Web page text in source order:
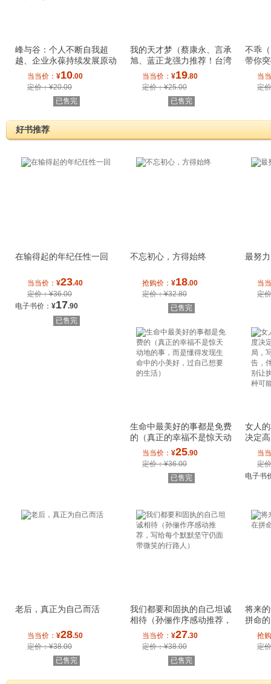
峰与谷：个人不断自我超
越、企业永葆持续发展原动
力(《谁动了我
当当价： ¥10.00
定价：¥20.00
已售完
我的天才梦（蔡康永、言承
旭、蓝正龙强力推荐！台湾
畅销天王侯文
当当价： ¥19.80
定价：¥25.00
已售完
不乖
带你
案”，
当
定
好书推荐
在输得起的年纪任性一回
当当价： ¥23.40
定价：¥36.00
电子书价： ¥17.90
已售完
不忘初心，方得始终
抢购价： ¥18.00
定价：¥32.80
已售完
最努
当
定
生命中最美好的事都是免费
的（真正的幸福不是惊天动
地的事，而是
当当价： ¥25.90
定价：¥36.00
已售完
女人
决定
写给
当
定
电子书
老后，真正为自己而活
当当价： ¥28.50
定价：¥38.00
已售完
我们都要和固执的自己坦诚
相待（孙俪作序感动推荐，
写给每个默默
当当价： ¥27.30
定价：¥38.00
已售完
将来
拼命
抢
定